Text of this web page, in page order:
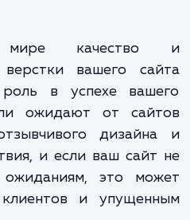
УСЛУГУ
мире
верстки вашего
роль в успехе
ожидают от
отзывчивого